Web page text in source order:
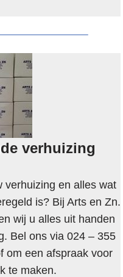
verhuizing
verhuizing en alles wat
is? Bij Arts en Zn.
wij u alles uit handen
Bel ons via 024 – 355
om een afspraak voor
te maken.